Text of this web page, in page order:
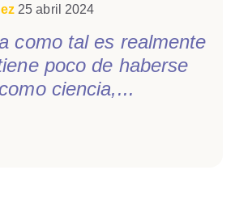
25 abril 2024
como tal es realmente
poco de haberse
ciencia,...